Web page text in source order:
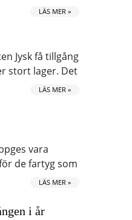
LÄS MER »
Jysk få tillgång
stort lager. Det
LÄS MER »
vara
de fartyg som
LÄS MER »
i år